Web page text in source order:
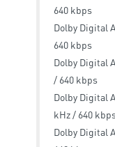
640 kbps
Dolby Digital
640 kbps
Dolby Digital
/ 640 kbps
Dolby Digital
kHz / 640
Dolby Digital